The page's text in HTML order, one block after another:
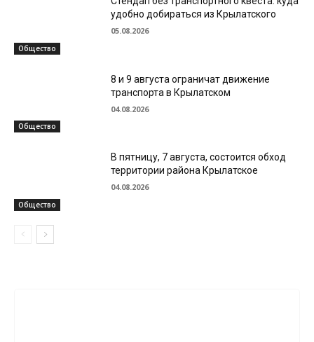
Общество
удобно добираться из Крылатского
05.08.2026
Общество
8 и 9 августа ограничат движение
транспорта в Крылатском
04.08.2026
Общество
В пятницу, 7 августа, состоится обход
территории района Крылатское
04.08.2026